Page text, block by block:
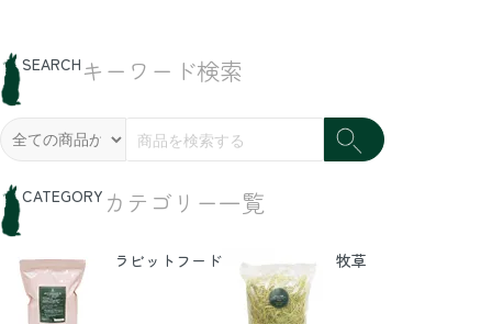
SEARCH キーワード検索
CATEGORY カテゴリー一覧
ラビットフード 牧草